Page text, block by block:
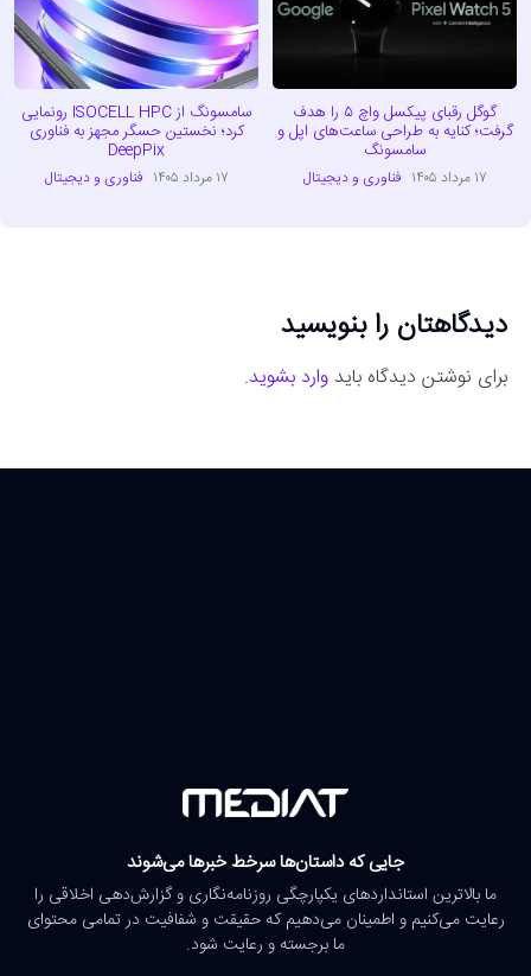
گوگل رقبای پیکسل واچ ۵ را هدف
گرفت؛ کنایه به طراحی ساعت‌های اپل و
سامسونگ
۱۷ مرداد ۱۴۰۵ فناوری و دیجیتال
سامسونگ از ISOCELL HPC رونمایی
کرد؛ نخستین حسگر مجهز به فناوری
DeepPix
۱۷ مرداد ۱۴۰۵ فناوری و دیجیتال
دیدگاهتان را بنویسید
برای نوشتن دیدگاه باید وارد بشوید.
جایی که داستان‌ها سرخط خبرها می‌شوند
ما بالاترین استانداردهای یکپارچگی روزنامه‌نگاری و گزارش‌دهی اخلاقی را
رعایت می‌کنیم و اطمینان می‌دهیم که حقیقت و شفافیت در تمامی محتوای
ما برجسته و رعایت شود.